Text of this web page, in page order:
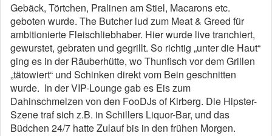
Gebäck, Törtchen, Pralinen am Stiel, Macarons etc.
geboten wurde. The Butcher lud zum Meat & Greed für
ambitionierte Fleischliebhaber. Hier wurde live tranchiert,
gewurstet, gebraten und gegrillt. So richtig „unter die Haut“
ging es in der Räuberhütte, wo Thunfisch vor dem Grillen
„tätowiert“ und Schinken direkt vom Bein geschnitten
wurde. In der VIP-Lounge gab es Eis zum
Dahinschmelzen von den FooDJs of Kirberg. Die Hipster-
Szene traf sich z.B. in Schillers Liquor-Bar, und das
Büdchen 24/7 hatte Zulauf bis in den frühen Morgen.